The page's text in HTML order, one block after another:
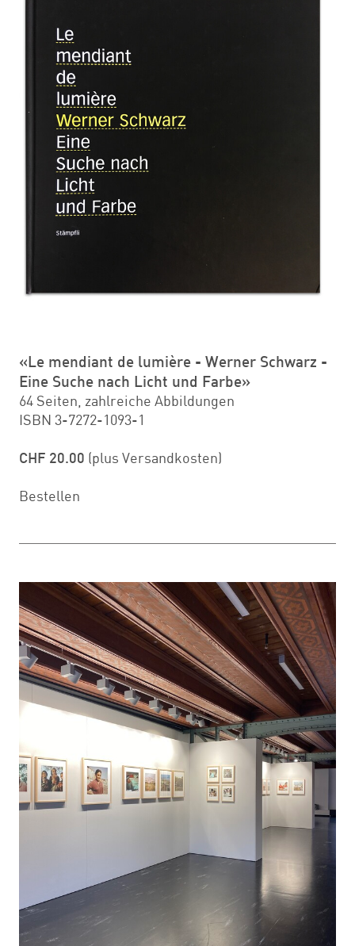
«Le mendiant de lumière - Werner Schwarz -
Eine Suche nach Licht und Farbe»
64 Seiten, zahlreiche Abbildungen
ISBN 3-7272-1093-1
CHF 20.00 (plus Versandkosten)
Bestellen